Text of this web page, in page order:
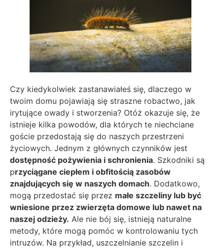
Czy kiedykolwiek zastanawiałeś się, dlaczego w
twoim domu pojawiają się straszne robactwo, jak
irytujące owady i stworzenia? Otóż okazuje się, że
istnieje kilka powodów, dla których te niechciane
goście przedostają się do naszych przestrzeni
życiowych. Jednym z głównych czynników jest
dostępność pożywienia i schronienia. Szkodniki są
przyciągane ciepłem i obfitością zasobów
znajdujących się w naszych domach. Dodatkowo,
mogą przedostać się przez małe szczeliny lub być
wniesione przez zwierzęta domowe lub nawet na
naszej odzieży. Ale nie bój się, istnieją naturalne
metody, które mogą pomóc w kontrolowaniu tych
intruzów. Na przykład, uszczelnianie szczelin i